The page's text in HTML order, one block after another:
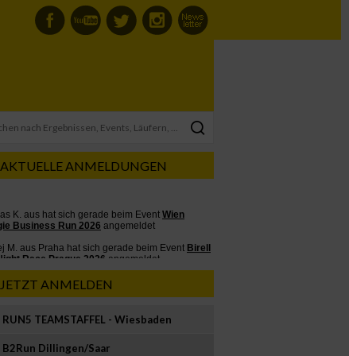
AKTUELLE ANMELDUNGEN
JETZT ANMELDEN
RUN5 TEAMSTAFFEL - Wiesbaden
B2Run Dillingen/Saar